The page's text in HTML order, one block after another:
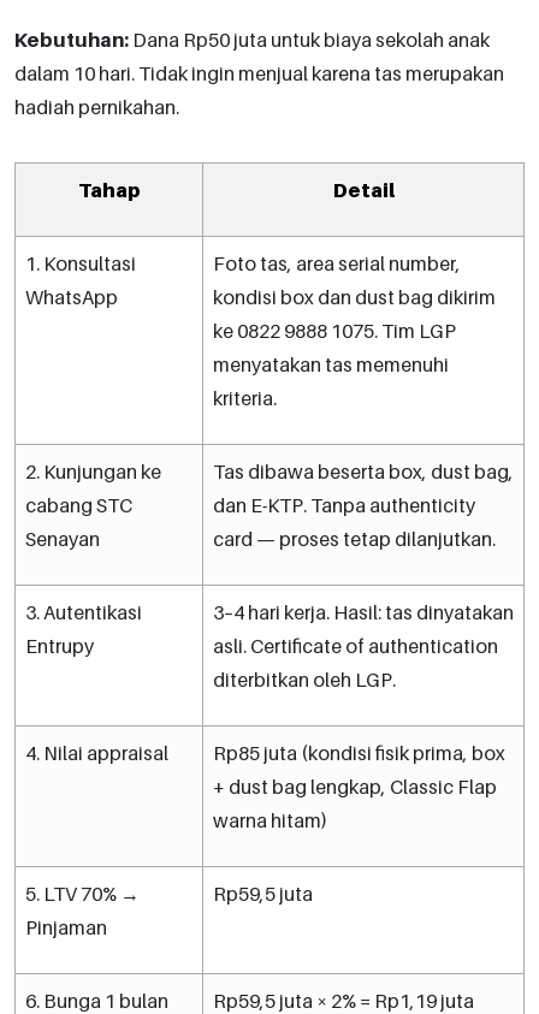
Kebutuhan: Dana Rp50 juta untuk biaya sekolah anak
dalam 10 hari. Tidak ingin menjual karena tas merupakan
hadiah pernikahan.
Tahap Detail
1. Konsultasi
WhatsApp
Foto tas, area serial number,
kondisi box dan dust bag dikirim
ke 0822 9888 1075. Tim LGP
menyatakan tas memenuhi
kriteria.
2. Kunjungan ke
cabang STC
Senayan
Tas dibawa beserta box, dust bag,
dan E-KTP. Tanpa authenticity
card — proses tetap dilanjutkan.
3. Autentikasi
Entrupy
3–4 hari kerja. Hasil: tas dinyatakan
asli. Certificate of authentication
diterbitkan oleh LGP.
4. Nilai appraisal
Rp85 juta (kondisi fisik prima, box
+ dust bag lengkap, Classic Flap
warna hitam)
5. LTV 70% →
Pinjaman
Rp59,5 juta
6. Bunga 1 bulan Rp59,5 juta × 2% = Rp1,19 juta